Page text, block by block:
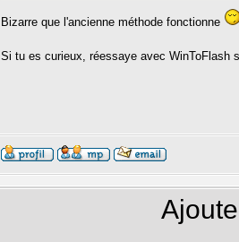
Bizarre que l'ancienne méthode fonctionne
Si tu es curieux, réessaye avec WinToFlash